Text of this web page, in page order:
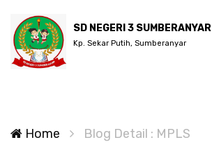
SD NEGERI 3 SUMBERANYAR
Kp. Sekar Putih, Sumberanyar
Home Blog Detail : MPLS